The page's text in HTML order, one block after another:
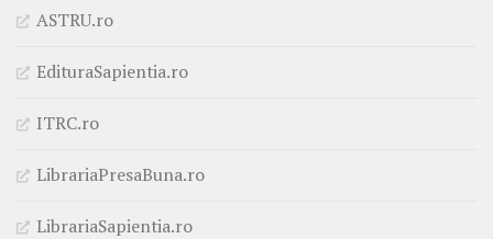
ASTRU.ro
EdituraSapientia.ro
ITRC.ro
LibrariaPresaBuna.ro
LibrariaSapientia.ro